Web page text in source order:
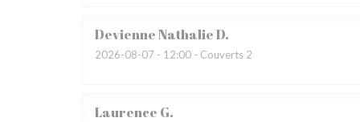
Devienne NathalieD
2026-08-07 - 12:00 - Couverts 2
Laurence G